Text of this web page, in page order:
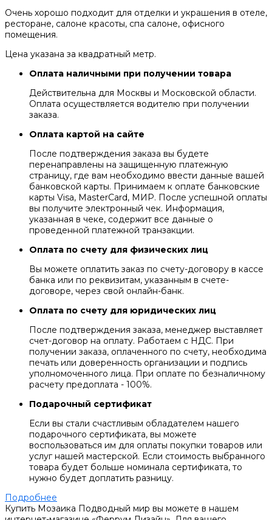
Очень хорошо подходит для отделки и украшения в отеле,
ресторане, салоне красоты, спа салоне, офисного
помещения.
Цена указана за квадратный метр.
Оплата наличными при получении товара
Действительна для Москвы и Московской области.
Оплата осуществляется водителю при получении
заказа.
Оплата картой на сайте
После подтверждения заказа вы будете
перенаправлены на защищенную платежную
страницу, где вам необходимо ввести данные вашей
банковской карты. Принимаем к оплате банковские
карты Visa, MasterCard, МИР. После успешной оплаты
вы получите электронный чек. Информация,
указанная в чеке, содержит все данные о
проведенной платежной транзакции.
Оплата по счету для физических лиц
Вы можете оплатить заказ по счету-договору в кассе
банка или по реквизитам, указанным в счете-
договоре, через свой онлайн-банк.
Оплата по счету для юридических лиц
После подтверждения заказа, менеджер выставляет
счет-договор на оплату. Работаем с НДС. При
получении заказа, оплаченного по счету, необходима
печать или доверенность организации и подпись
уполномоченного лица. При оплате по безналичному
расчету предоплата - 100%.
Подарочный сертификат
Если вы стали счастливым обладателем нашего
подарочного сертификата, вы можете
воспользоваться им для оплаты покупки товаров или
услуг нашей мастерской. Если стоимость выбранного
товара будет больше номинала сертификата, то
нужно будет доплатить разницу.
Подробнее
Купить Мозаика Подводный мир вы можете в нашем